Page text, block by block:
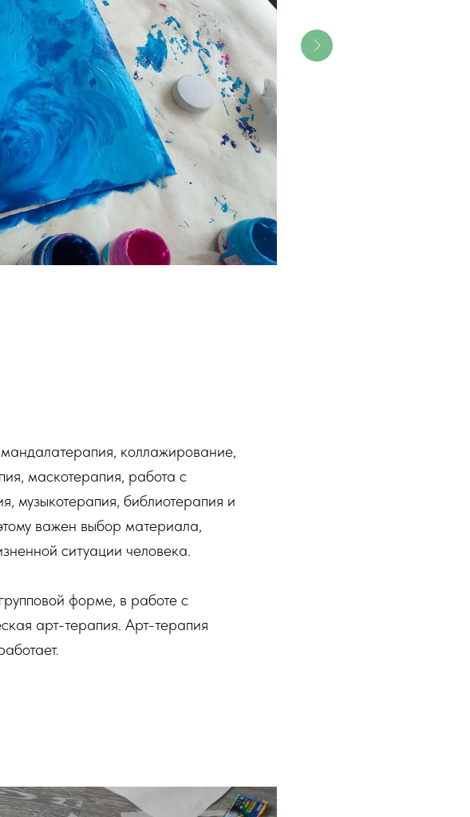
коллажирование,
маскотерапия, работа с
музыкотерапия, библиотерапия и
важен выбор материала,
ситуации человека.
форме, в работе с
арт-терапия. Арт-терапия